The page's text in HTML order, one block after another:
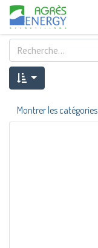
Montrer les catégories